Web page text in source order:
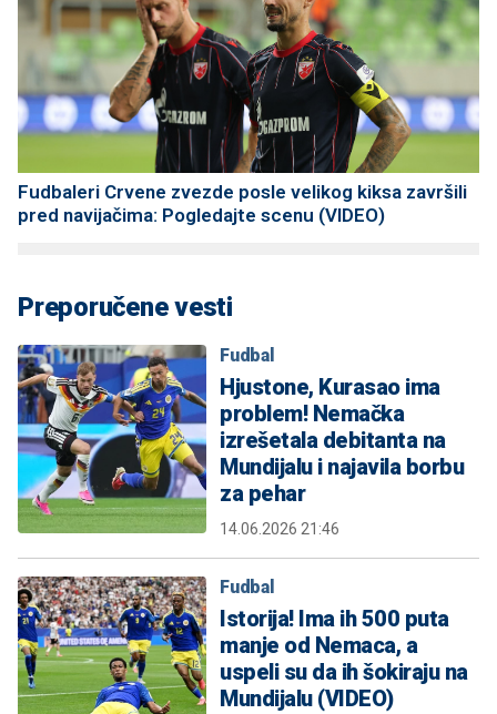
Fudbaleri Crvene zvezde posle velikog kiksa završili
pred navijačima: Pogledajte scenu (VIDEO)
Preporučene vesti
Fudbal
Hjustone, Kurasao ima
problem! Nemačka
izrešetala debitanta na
Mundijalu i najavila borbu
za pehar
14.06.2026 21:46
Fudbal
Istorija! Ima ih 500 puta
manje od Nemaca, a
uspeli su da ih šokiraju na
Mundijalu (VIDEO)